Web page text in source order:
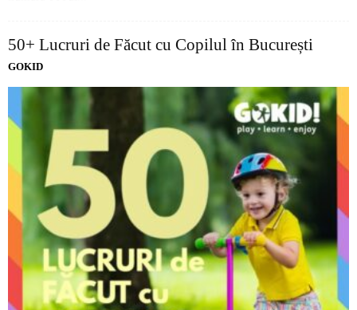
50+ Lucruri de Făcut cu Copilul în București
GOKID